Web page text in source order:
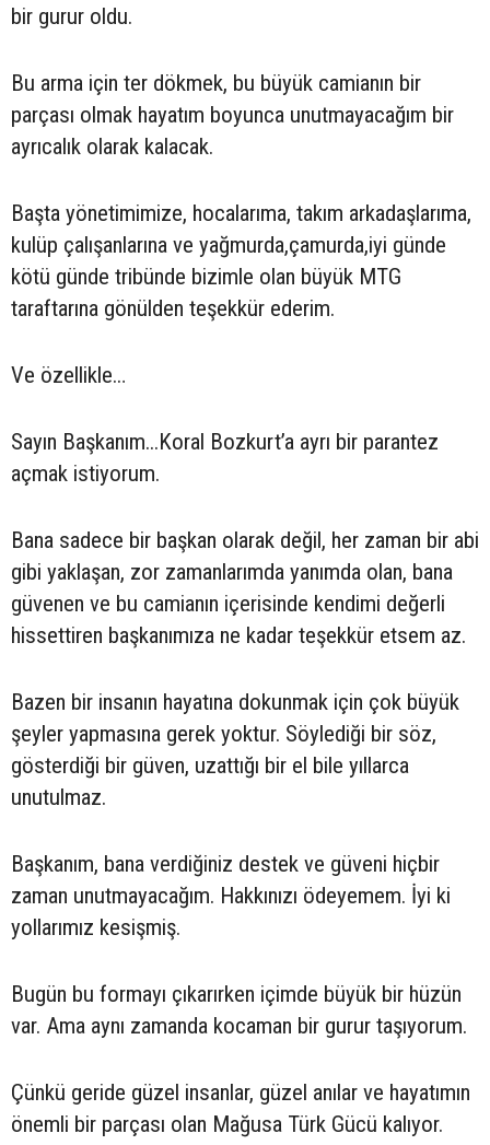
bir gurur oldu.
Bu arma için ter dökmek, bu büyük camianın bir
parçası olmak hayatım boyunca unutmayacağım bir
ayrıcalık olarak kalacak.
Başta yönetimimize, hocalarıma, takım arkadaşlarıma,
kulüp çalışanlarına ve yağmurda,çamurda,iyi günde
kötü günde tribünde bizimle olan büyük MTG
taraftarına gönülden teşekkür ederim.
Ve özellikle…
Sayın Başkanım...Koral Bozkurt’a ayrı bir parantez
açmak istiyorum.
Bana sadece bir başkan olarak değil, her zaman bir abi
gibi yaklaşan, zor zamanlarımda yanımda olan, bana
güvenen ve bu camianın içerisinde kendimi değerli
hissettiren başkanımıza ne kadar teşekkür etsem az.
Bazen bir insanın hayatına dokunmak için çok büyük
şeyler yapmasına gerek yoktur. Söylediği bir söz,
gösterdiği bir güven, uzattığı bir el bile yıllarca
unutulmaz.
Başkanım, bana verdiğiniz destek ve güveni hiçbir
zaman unutmayacağım. Hakkınızı ödeyemem. İyi ki
yollarımız kesişmiş.
Bugün bu formayı çıkarırken içimde büyük bir hüzün
var. Ama aynı zamanda kocaman bir gurur taşıyorum.
Çünkü geride güzel insanlar, güzel anılar ve hayatımın
önemli bir parçası olan Mağusa Türk Gücü kalıyor.